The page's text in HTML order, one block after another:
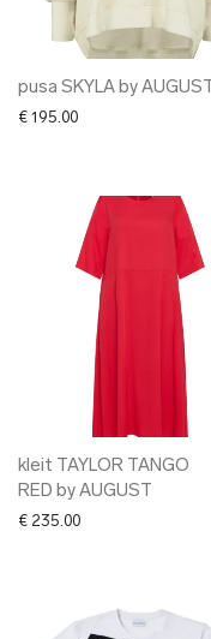
pusa SKYLA by AUGUST
€ 195.00
kleit TAYLOR TANGO
RED by AUGUST
€ 235.00